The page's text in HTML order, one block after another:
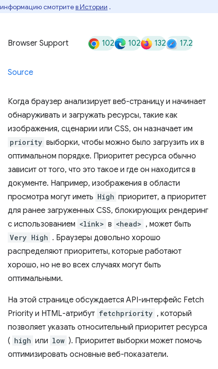
информацию смотритев Истории .
Browser Support 102 102 132 17.2
Source
Когда браузер анализирует веб-страницу и начинает
обнаруживать и загружать ресурсы, такие как
изображения, сценарии или CSS, он назначает им
priority выборки, чтобы можно было загрузить их в
оптимальном порядке. Приоритет ресурса обычно
зависит от того, что это такое и где он находится в
документе. Например, изображения в области
просмотра могут иметь High приоритет, а приоритет
для ранее загруженных CSS, блокирующих рендеринг
с использованием <link> в <head> , может быть
Very High . Браузеры довольно хорошо
распределяют приоритеты, которые работают
хорошо, но не во всех случаях могут быть
оптимальными.
На этой странице обсуждается API-интерфейс Fetch
Priority и HTML-атрибут fetchpriority , который
позволяет указать относительный приоритет ресурса
( high или low ). Приоритет выборки может помочь
оптимизировать основные веб-показатели.